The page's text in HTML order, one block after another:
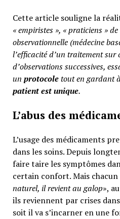
Cette article souligne la
« empiristes », « praticiens »
observationnelle (médecine
l’efficacité d’un traitement
d’observations successives,
un protocoletout en gardant
patient est unique.
L’abus des
L’usage des médicaments
dans les soins. Depuis
faire taire les symptômes
certain confort. Mais chacun
naturel, il revient au galop»,
ils reviennent par crises
soit il va s’incarner en une